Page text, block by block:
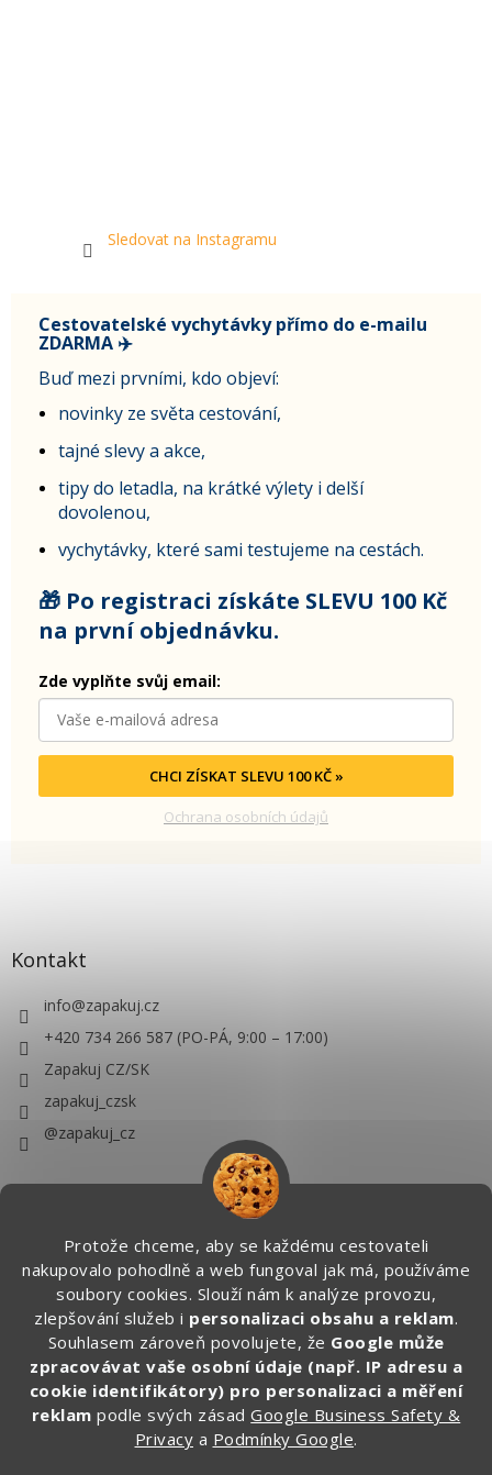
Protože chceme, aby se každému cestovateli
nakupovalo pohodlně a web fungoval jak má, používáme
soubory cookies. Slouží nám k analýze provozu,
zlepšování služeb i personalizaci obsahu a reklam.
Souhlasem zároveň povolujete, že Google může
zpracovávat vaše osobní údaje (např. IP adresu a
cookie identifikátory) pro personalizaci a měření
reklam podle svých zásadGoogle Business Safety &
Privacy a Podmínky Google.
Sledovat na Instagramu
Cestovatelské vychytávky přímo do e-mailu
ZDARMA ✈️
Buď mezi prvními, kdo objeví:
novinky ze světa cestování,
tajné slevy a akce,
tipy do letadla, na krátké výlety i delší
dovolenou,
vychytávky, které sami testujeme na cestách.
🎁 Po registraci získáte SLEVU 100 Kč
na první objednávku.
Zde vyplňte svůj email:
CHCI ZÍSKAT SLEVU 100 KČ »
Ochrana osobních údajů
Kontakt
info@zapakuj.cz
+420 734 266 587 (PO-PÁ, 9:00 – 17:00)
Zapakuj CZ/SK
zapakuj_czsk
@zapakuj_cz